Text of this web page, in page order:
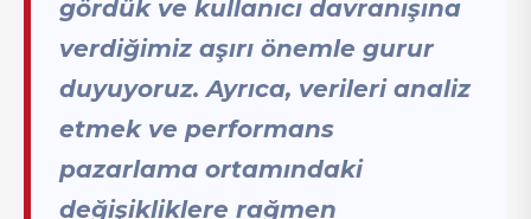
gördük ve kullanıcı davranışına
verdiğimiz aşırı önemle gurur
duyuyoruz. Ayrıca, verileri analiz
etmek ve performans
pazarlama ortamındaki
değişikliklere rağmen